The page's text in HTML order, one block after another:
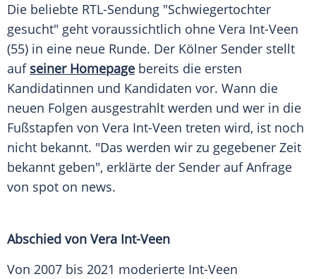
Die beliebte RTL-Sendung "Schwiegertochter
gesucht" geht voraussichtlich ohne Vera Int-Veen
(55) in eine neue Runde. Der Kölner Sender stellt
auf seiner Homepage bereits die ersten
Kandidatinnen und Kandidaten vor. Wann die
neuen Folgen ausgestrahlt werden und wer in die
Fußstapfen von Vera Int-Veen treten wird, ist noch
nicht bekannt. "Das werden wir zu gegebener Zeit
bekannt geben", erklärte der Sender auf Anfrage
von spot on news.
Abschied von Vera Int-Veen
Von 2007 bis 2021 moderierte Int-Veen